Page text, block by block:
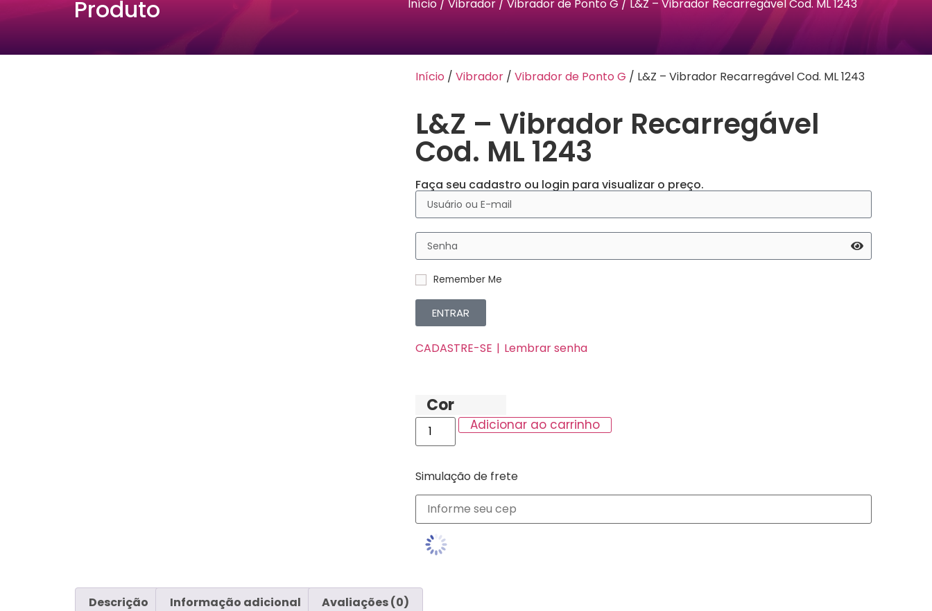
Produto Início/ Vibrador/ Vibrador de Ponto G / L&Z – Vibrador Recarregável Cod. ML 1243
Início / Vibrador/ Vibrador de Ponto G / L&Z – Vibrador Recarregável Cod. ML 1243
L&Z – Vibrador Recarregável
Cod. ML 1243
Faça seu cadastro ou login para visualizar o preço.
Remember Me
ENTRAR
CADASTRE-SE Lembrar senha
Cor
Adicionar ao carrinho
Simulação de frete
Descrição Informação adicional Avaliações (0)